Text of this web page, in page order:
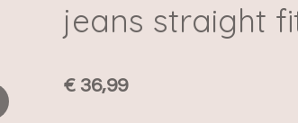
jeans straight
€ 36,99